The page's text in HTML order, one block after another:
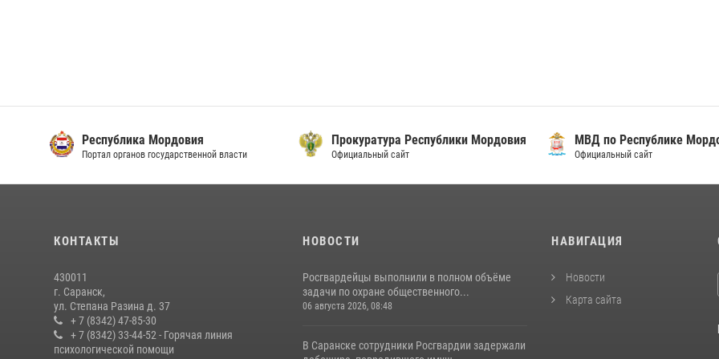
Республика Мордовия
Портал органов государственной власти
Прокуратура Республики Мордовия
Официальный сайт
МВД по Республике
Официальный сайт
КОНТАКТЫ
430011
г. Саранск,
ул. Степана Разина д. 37
+ 7 (8342) 47-85-30
+ 7 (8342) 33-44-52 - Горячая линия
психологической помощи
НОВОСТИ
Росгвардейцы выполнили в полном объёме
задачи по охране общественного...
06 августа 2026, 08:48
В Саранске сотрудники Росгвардии задержали
НАВИГАЦИЯ
Новости
Карта сайта